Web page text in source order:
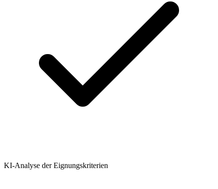
KI-Analyse der Eignungskriterien